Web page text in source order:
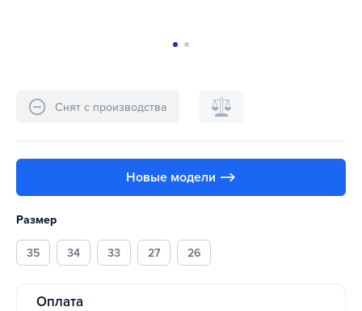
Снят с производства
Новые модели ⟶
Размер
35 34 33 27 26
Оплата